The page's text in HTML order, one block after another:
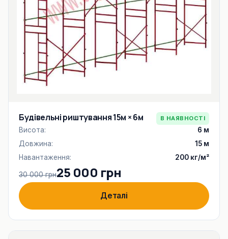
Будівельні риштування 15м × 6м В НАЯВНОСТІ
Висота:
6 м
Довжина:
15 м
Навантаження:
200 кг/м²
30 000 грн25 000 грн
Деталі